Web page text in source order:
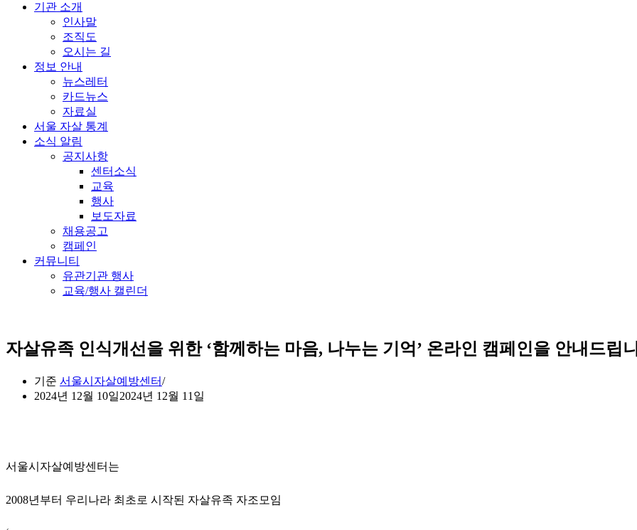
기관 소개
인사말
조직도
오시는 길
정보 안내
뉴스레터
카드뉴스
자료실
서울 자살 통계
소식 알림
공지사항
센터소식
교육
행사
보도자료
채용공고
캠페인
커뮤니티
유관기관 행사
교육/행사 캘린더
자살유족 인식개선을 위한 ‘함께하는 마음, 나누는 기억’ 온라인 캠페인을 안내드립
기준 서울시자살예방센터
2024년 12월 10일2024년 12월 11일
서울시자살예방센터는
2008년부터 우리나라 최초로 시작된 자살유족 자조모임